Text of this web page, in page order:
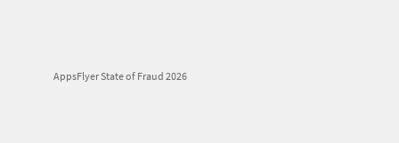
AppsFlyer State of Fraud 2026